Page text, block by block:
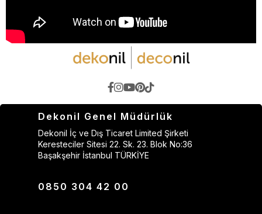
Dekonil Genel Müdürlük
Dekonil İç ve Dış Ticaret Limited Şirketi
Keresteciler Sitesi 22. Sk. 23. Blok No:36
Başakşehir İstanbul TÜRKİYE
0850 304 42 00